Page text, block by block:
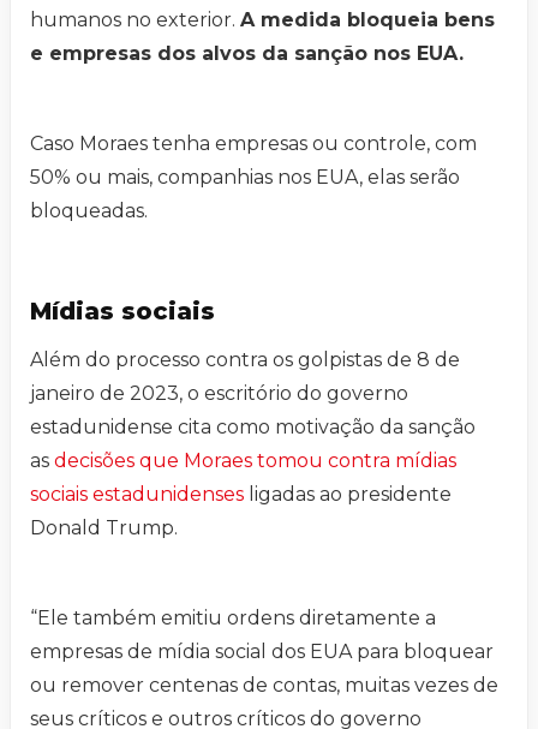
humanos no exterior. A medida bloqueia bens
e empresas dos alvos da sanção nos EUA.
Caso Moraes tenha empresas ou controle, com
50% ou mais, companhias nos EUA, elas serão
bloqueadas.
Mídias sociais
Além do processo contra os golpistas de 8 de
janeiro de 2023, o escritório do governo
estadunidense cita como motivação da sanção
as decisões que Moraes tomou contra mídias
sociais estadunidenses ligadas ao presidente
Donald Trump.
“Ele também emitiu ordens diretamente a
empresas de mídia social dos EUA para bloquear
ou remover centenas de contas, muitas vezes de
seus críticos e outros críticos do governo